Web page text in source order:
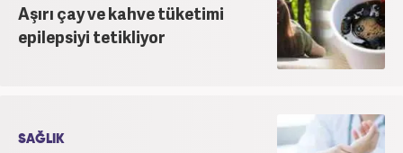
Aşırı çay ve kahve tüketimi
epilepsiyi tetikliyor
SAĞLIK